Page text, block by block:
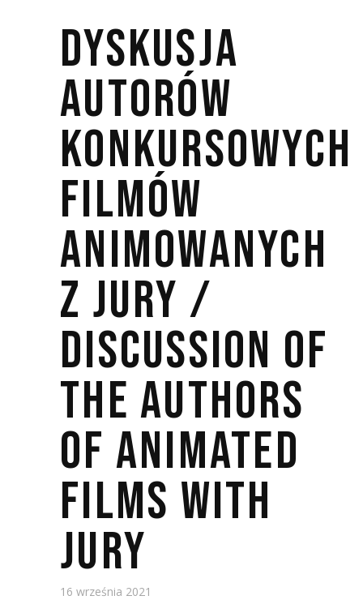
DYSKUSJA
AUTORÓW
KONKURSOWYCH
FILMÓW
ANIMOWANYCH
Z JURY /
DISCUSSION OF
THE AUTHORS
OF ANIMATED
FILMS WITH
JURY
16 września 2021